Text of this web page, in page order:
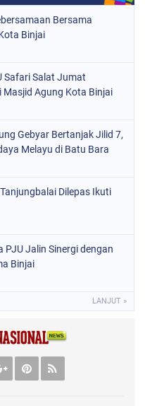
Bersama
Binjai
Safari Salat Jumat
Agung Kota Binjai
Gebyar Bertanjak Jilid 7,
Melayu di Batu Bara
Dilepas Ikuti
PJU Jalin Sinergi dengan
Binjai
LANJUT »